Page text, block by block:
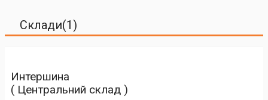
Склади(1)
Интершина
( Центральний склад )